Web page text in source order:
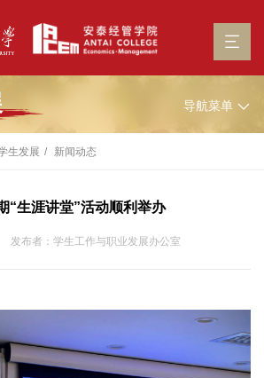
导航菜单
生发展 新闻动态
“生涯讲堂”活动顺利举办
发布者：学生工作与职业发展办公室